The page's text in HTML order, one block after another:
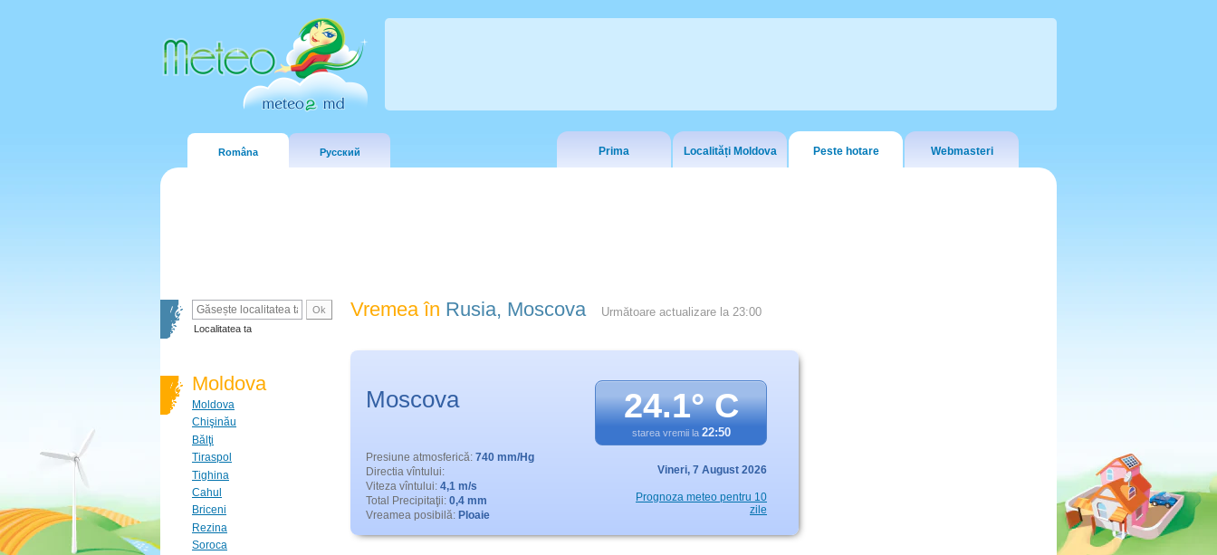
Româna Русский Prima Localități Moldova Peste hotare Webmasteri
Localitatea ta
Moldova
Moldova
Chişinău
Bălţi
Tiraspol
Tighina
Cahul
Briceni
Rezina
Soroca
Vremea în Rusia, Moscova Următoare actualizare la 23:00
Moscova 24.1° C
starea vremii la 22:50
Presiune atmosferică: 740 mm/Hg
Directia vîntului:
Viteza vîntului: 4,1 m/s
Total Precipitaţii: 0,4 mm
Vreamea posibilă: Ploaie
Vineri, 7 August 2026
Prognoza meteo pentru 10
zile